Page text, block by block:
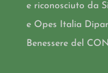
e riconosciuto da
e Opes Italia
Benessere del